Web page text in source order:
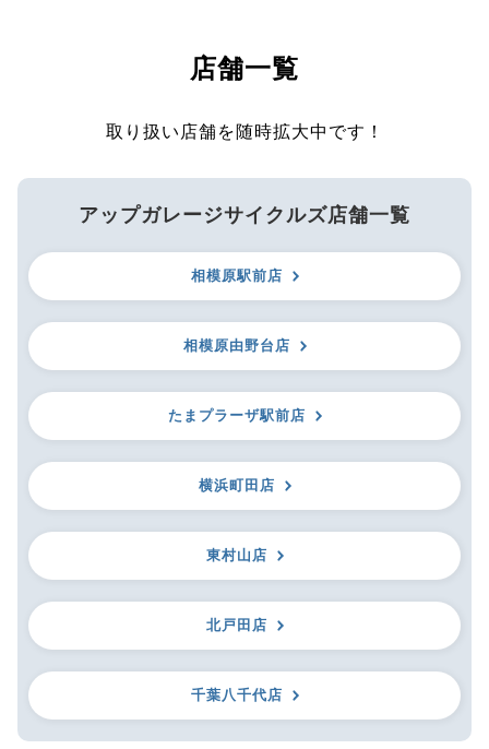
店舗一覧
取り扱い店舗を随時拡大中です！
アップガレージサイクルズ店舗一覧
相模原駅前店
相模原由野台店
たまプラーザ駅前店
横浜町田店
東村山店
北戸田店
千葉八千代店